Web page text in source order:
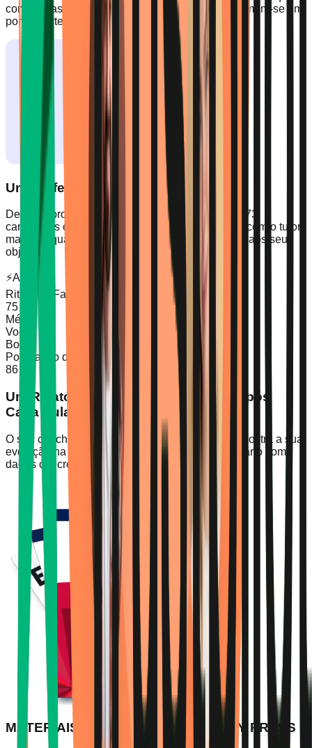
comete nas aulas, os seus pontos fracos transformam-se em
pontos fortes.
Um Professor Que o Compreende
De entre professores em que apenas 1 em cada 73
candidatos é aceite, fazemos a correspondência com o tutor
mais adequado ao seu estilo de aprendizagem e aos seus
objetivos.
⚡Análise
Ritmo de Fala
75/100
75
Médio
Você
Bom
Pontuação de Pronúncia
86
Um Relatório de Progresso Pessoal Após
Cada Aula
O seu coach de IA, o FLAI, analisa cada aula e mostra a sua
evolução na gramática, na fluência e no vocabulário com
dados concretos.
MATERIAIS DA OXFORD UNIVERSITY PRESS